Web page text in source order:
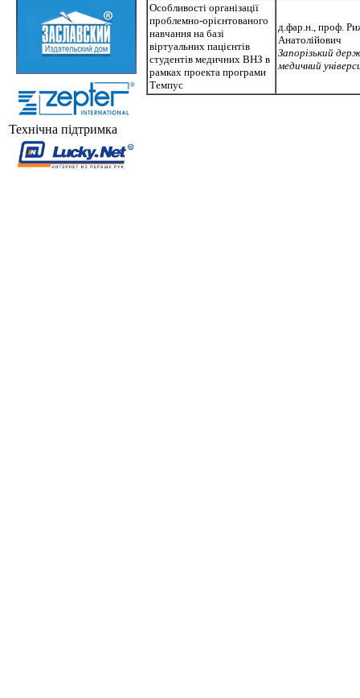
Технічна підтримка
Особливості організації
проблемно-орієнтованого
навчання на базі
віртуальних пацієнтів
студентів медичних ВНЗ в
рамках проекта програми
Темпус
д.фар.н., проф.
Анатолійович
Запорізький
медичний